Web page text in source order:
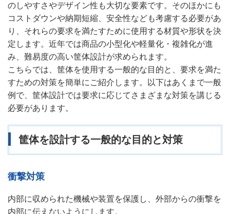
のしやすさやデザイン性も大切な要素です。そのほかにも
コストダウンや納期短縮、安全性なども考慮する必要があ
り、それらの要求を満たすために使用する材質や形状を決
定します。近年では商品の小型化や軽量化・複雑化が進
み、難易度の高い筐体設計が求められます。
こちらでは、筐体を使用する一般的な目的と、要求を満た
すための対策を簡単にご紹介します。以下はあくまで一般
例で、筐体設計では要求に応じてさまざまな対策を講じる
必要があります。
筐体を設計する一般的な目的と対策
衝撃対策
内部に収められた機械や装置を保護し、外部からの衝撃を
内部に伝えないようにします。